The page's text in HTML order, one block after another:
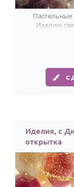
Папе
Детям
Все
Пожелания
Пастельные
Иделию
Иделия, с
открытка